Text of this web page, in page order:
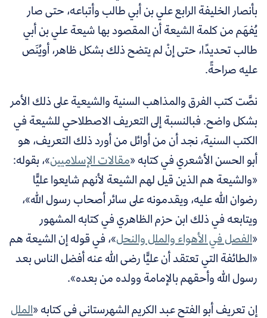
بأنصار الخليفة الرابع علي بن أبي طالب وأتباعه، حتى صار
يُفهَم من كلمة الشيعة أن المقصود بها شيعة علي بن أبي
طالب تحديدًا، حتى إنْ لم يتضح ذلك بشكل ظاهر، أويُنَص
عليه صراحةً.
نصَّت كتب الفرق والمذاهب السنية والشيعية على ذلك الأمر
بشكل واضح. فبالنسبة إلى التعريف الاصطلاحي للشيعة في
الكتب السنية، نجد أن من أوائل من أورد ذلك التعريف، هو
أبو الحسن الأشعري في كتابه «مقالات الإسلاميين»، بقوله:
«والشيعة هم الذين قيل لهم الشيعة لأنهم شايعوا عليًّا
رضوان الله عليه، ويقدمونه على سائر أصحاب رسول الله»،
ويتابعه في ذلك ابن حزم الظاهري في كتابه المشهور
«الفصل في الأهواء والملل والنحل»، في قوله إن الشيعة هم
«الطائفة التي تعتقد أن عليًّا رضى الله عنه أفضل الناس بعد
رسول الله وأحقهم بالإمامة وولده من بعده».
إن تعريف أبو الفتح عبد الكريم الشهرستاني في كتابه «الملل